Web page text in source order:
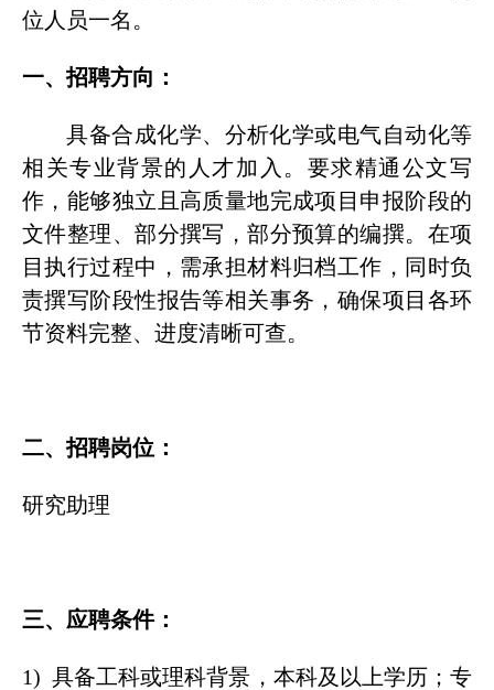
位人员一名。
一、招聘方向：
具备合成化学、分析化学或电气自动化等
相关专业背景的人才加入。要求精通公文写
作，能够独立且高质量地完成项目申报阶段的
文件整理、部分撰写，部分预算的编撰。在项
目执行过程中，需承担材料归档工作，同时负
责撰写阶段性报告等相关事务，确保项目各环
节资料完整、进度清晰可查。
二、招聘岗位：
研究助理
三、应聘条件：
1) 具备工科或理科背景，本科及以上学历；专